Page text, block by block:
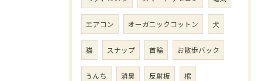
エアコン オーガニックコットン 犬
猫 スナップ 首輪 お散歩バック
うんち 消臭 反射板 棺